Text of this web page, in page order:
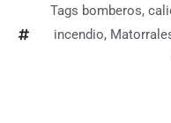
Tags bomberos,
incendio,